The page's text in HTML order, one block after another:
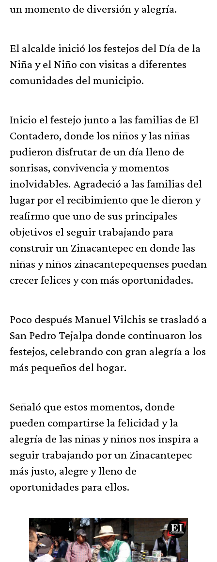
un momento de diversión y alegría.
El alcalde inició los festejos del Día de la
Niña y el Niño con visitas a diferentes
comunidades del municipio.
Inicio el festejo junto a las familias de El
Contadero, donde los niños y las niñas
pudieron disfrutar de un día lleno de
sonrisas, convivencia y momentos
inolvidables. Agradeció a las familias del
lugar por el recibimiento que le dieron y
reafirmo que uno de sus principales
objetivos el seguir trabajando para
construir un Zinacantepec en donde las
niñas y niños zinacantepequenses puedan
crecer felices y con más oportunidades.
Poco después Manuel Vilchis se trasladó a
San Pedro Tejalpa donde continuaron los
festejos, celebrando con gran alegría a los
más pequeños del hogar.
Señaló que estos momentos, donde
pueden compartirse la felicidad y la
alegría de las niñas y niños nos inspira a
seguir trabajando por un Zinacantepec
más justo, alegre y lleno de
oportunidades para ellos.